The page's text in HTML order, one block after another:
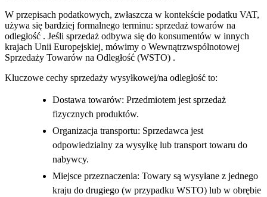
W przepisach podatkowych, zwłaszcza w kontekście podatku VAT,
używa się bardziej formalnego terminu: sprzedaż towarów na
odległość . Jeśli sprzedaż odbywa się do konsumentów w innych
krajach Unii Europejskiej, mówimy o Wewnątrzwspólnotowej
Sprzedaży Towarów na Odległość (WSTO) .
Kluczowe cechy sprzedaży wysyłkowej/na odległość to:
Dostawa towarów: Przedmiotem jest sprzedaż
fizycznych produktów.
Organizacja transportu: Sprzedawca jest
odpowiedzialny za wysyłkę lub transport towaru do
nabywcy.
Miejsce przeznaczenia: Towary są wysyłane z jednego
kraju do drugiego (w przypadku WSTO) lub w obrębie